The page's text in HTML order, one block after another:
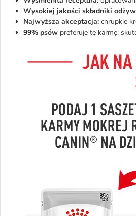
Wysokiej jakości składniki
Najwyższa akceptacja: chrupkie
99% psów preferuje tę karmę: